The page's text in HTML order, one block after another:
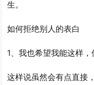
生。
如何拒绝别人的表白
1、我也希望我能这样
这样说虽然会有点直接